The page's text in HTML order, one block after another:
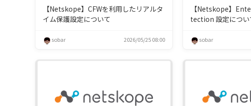
【Netskope】CFWを利用したリアルタ
イム保護設定について
sobar 2026/05/25 08:00
【Netskope】
tection 設定につい
sobar